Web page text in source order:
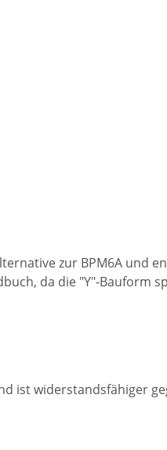
zur BPM6A und
da die "Y"-Bauform
ist widerstandsfähiger